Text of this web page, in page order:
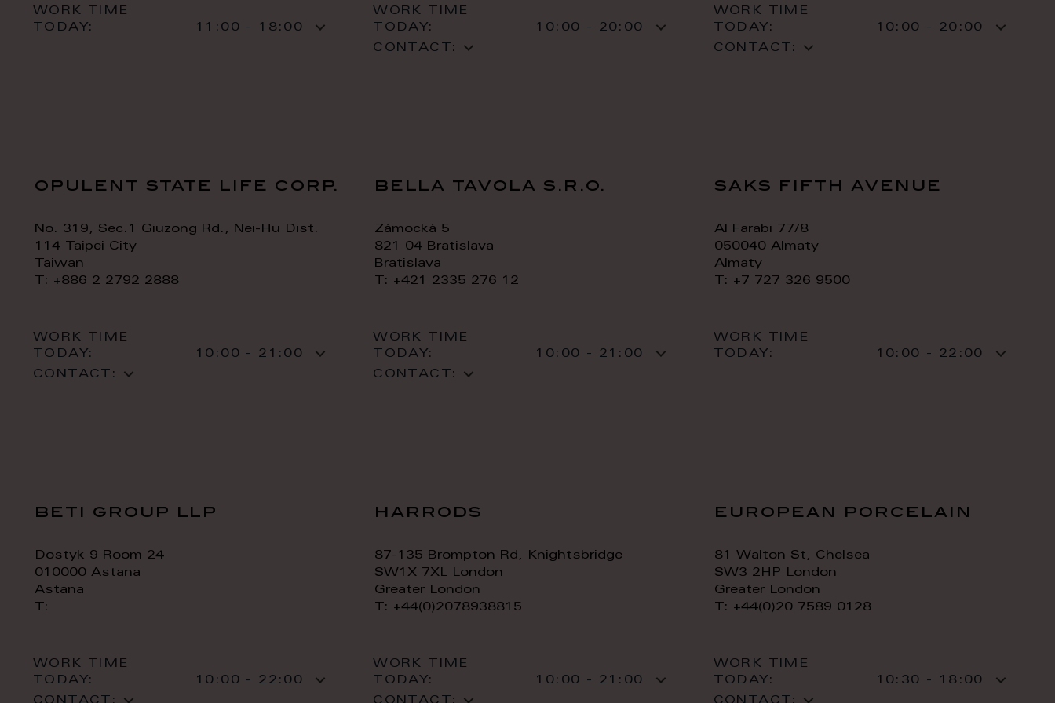
WORK TIME
TODAY:
11:00 - 18:00
WORK TIME
TODAY:
10:00 - 20:00
CONTACT:
WORK TIME
TODAY:
10:00 - 20:00
CONTACT:
opulent state life corp.
No. 319, Sec.1 Giuzong Rd., Nei-Hu Dist.
114 Taipei City
Taiwan
T: +886 2 2792 2888
WORK TIME
TODAY:
10:00 - 21:00
CONTACT:
bella tavola s.r.o.
Zámocká 5
821 04 Bratislava
Bratislava
T: +421 2335 276 12
WORK TIME
TODAY:
10:00 - 21:00
CONTACT:
saks fifth avenue
Al Farabi 77/8
050040 Almaty
Almaty
T: +7 727 326 9500
WORK TIME
TODAY:
10:00 - 22:00
beti group llp
Dostyk 9 Room 24
010000 Astana
Astana
T:
WORK TIME
TODAY:
10:00 - 22:00
harrods
87-135 Brompton Rd, Knightsbridge
SW1X 7XL London
Greater London
T: +44(0)2078938815
WORK TIME
TODAY:
10:00 - 21:00
european porcelain
81 Walton St, Chelsea
SW3 2HP London
Greater London
T: +44(0)20 7589 0128
WORK TIME
TODAY:
10:30 - 18:00